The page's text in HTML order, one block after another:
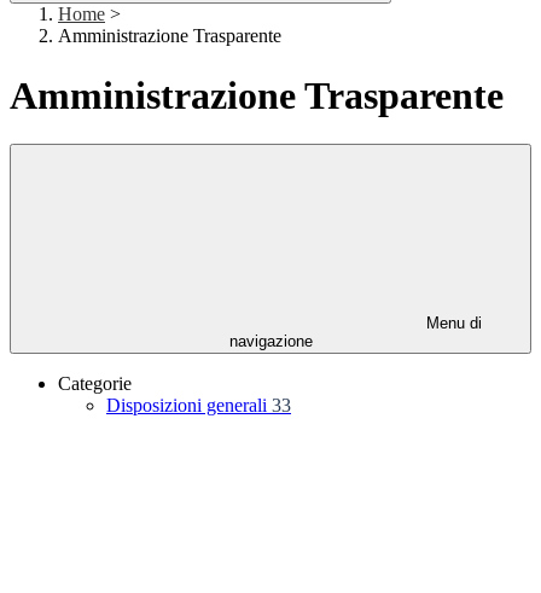
Home >
Amministrazione Trasparente
Amministrazione Trasparente
Menu di
navigazione
Categorie
Disposizioni generali 33